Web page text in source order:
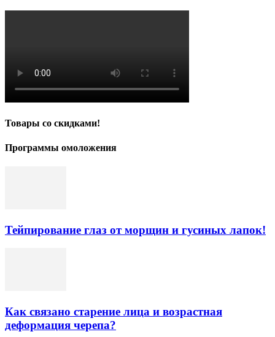
Товары со скидками!
Программы омоложения
Тейпирование глаз от морщин и гусиных лапок!
Как связано старение лица и возрастная
деформация черепа?